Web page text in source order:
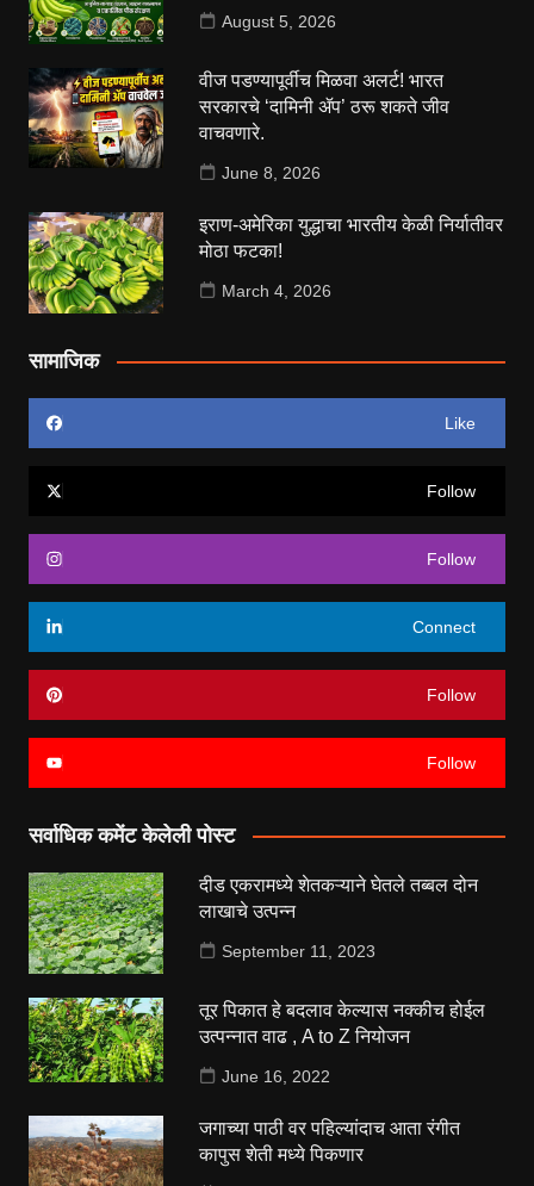
August 5, 2026
वीज पडण्यापूर्वीच मिळवा अलर्ट! भारत
सरकारचे ‘दामिनी ॲप’ ठरू शकते जीव
वाचवणारे.
June 8, 2026
इराण-अमेरिका युद्धाचा भारतीय केळी निर्यातीवर
मोठा फटका!
March 4, 2026
सामाजिक
Like
Follow
Follow
Connect
Follow
Follow
सर्वाधिक कमेंट केलेली पोस्ट
दीड एकरामध्ये शेतकऱ्याने घेतले तब्बल दोन
लाखाचे उत्पन्न
September 11, 2023
तूर पिकात हे बदलाव केल्यास नक्कीच होईल
उत्पन्नात वाढ , A to Z नियोजन
June 16, 2022
जगाच्या पाठी वर पहिल्यांदाच आता रंगीत
कापुस शेती मध्ये पिकणार